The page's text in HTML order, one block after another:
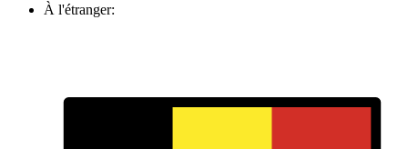
À l'étranger: